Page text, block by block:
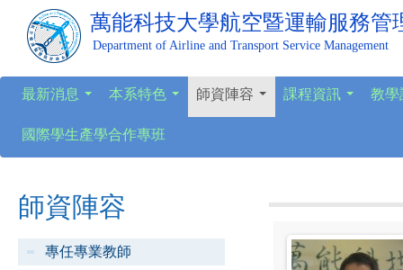
萬能科技大學航空暨運輸服務管
Department of Airline and Transport Service Management
最新消息 本系特色 師資陣容 課程資訊 教學
國際學生產學合作專班
師資陣容
專任專業教師